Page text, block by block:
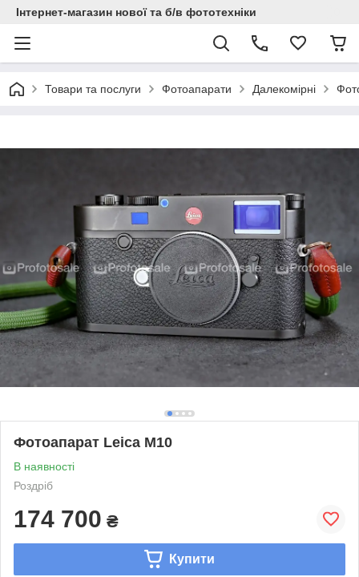
Інтернет-магазин нової та б/в фототехніки
Товари та послуги Фотоапарати Далекомірні
Фотоапарат Leica M10
В наявності
Роздріб
174 700 ₴
Купити